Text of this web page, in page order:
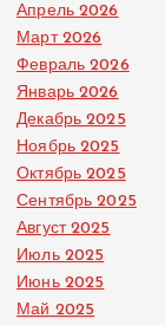
Апрель 2026
Март 2026
Февраль 2026
Январь 2026
Декабрь 2025
Ноябрь 2025
Октябрь 2025
Сентябрь 2025
Август 2025
Июль 2025
Июнь 2025
Май 2025